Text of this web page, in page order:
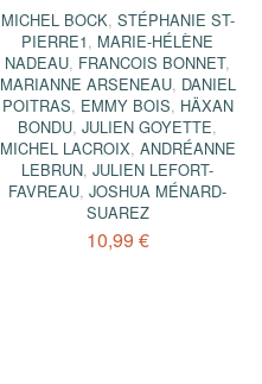
MICHEL BOCK, STÉPHANIE ST-
PIERRE1, MARIE-HÉLÈNE
NADEAU, FRANCOIS BONNET,
MARIANNE ARSENEAU, DANIEL
POITRAS, EMMY BOIS, HÄXAN
BONDU,JULIEN GOYETTE,
MICHEL LACROIX, ANDRÉANNE
LEBRUN,JULIEN LEFORT-
FAVREAU,JOSHUA MÉNARD-
SUAREZ
10,99 €